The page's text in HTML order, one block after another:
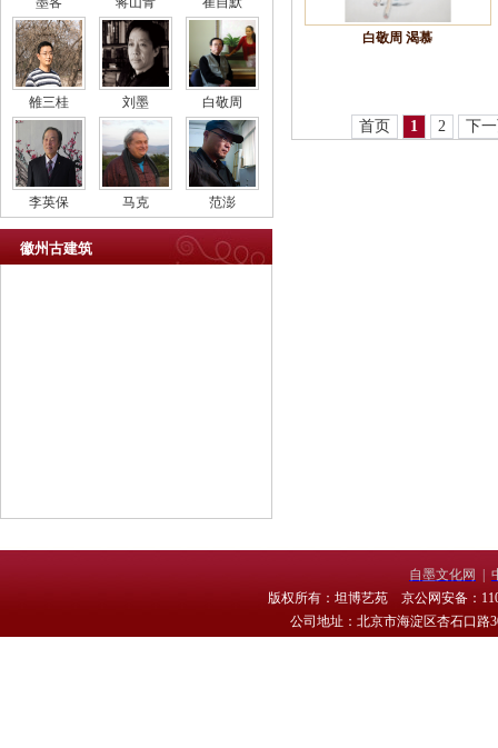
雒三桂 刘墨 白敬周
李英保 马克 范澎
徽州古建筑
白敬周 渴慕
首页 1 2 下
自墨文化网
版权所有：坦博艺苑 京公网安备：
公司地址：北京市海淀区杏石口路